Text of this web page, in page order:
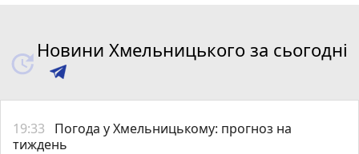
Новини Хмельницького за сьогодні
19:33
Погода у Хмельницькому: прогноз на
тиждень